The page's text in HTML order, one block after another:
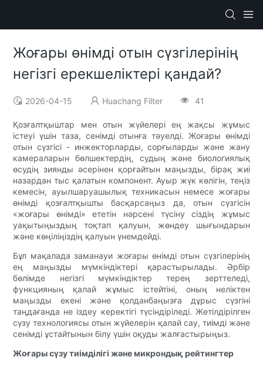
Жоғары өнімді отын сүзгілерінің
негізгі ерекшеліктері қандай?
2026-04-15 Huachang Filter 41
Қозғалтқыштар мен отын жүйелері ең жақсы жұмыс
істеуі үшін таза, сенімді отынға тәуелді. Жоғары өнімді
отын сүзгісі - инжекторларды, сорғыларды және жану
камераларын бөлшектердің, судың және биологиялық
өсудің зиянды әсерінен қорғайтын маңызды, бірақ жиі
назардан тыс қалатын компонент. Ауыр жүк көлігін, теңіз
кемесін, ауылшаруашылық техникасын немесе жоғары
өнімді қозғалтқышты басқарсаңыз да, отын сүзгісін
«жоғары өнімді» ететін нәрсені түсіну сіздің жұмыс
уақытыңыздың тоқтап қалуын, жөндеу шығындарын
және көңіліңіздің қалуын үнемдейді.
Бұл мақалада заманауи жоғары өнімді отын сүзгілерінің
ең маңызды мүмкіндіктері қарастырылады. Әрбір
бөлімде негізгі мүмкіндіктер терең зерттеледі,
функцияның қалай жұмыс істейтіні, оның неліктен
маңызды екені және қолданбаңызға дұрыс сүзгіні
таңдағанда не іздеу керектігі түсіндіріледі. Жетілдірілген
сүзу технологиясы отын жүйелерін қалай сау, тиімді және
сенімді ұстайтынын білу үшін оқуды жалғастырыңыз.
Жоғары сүзу тиімділігі және микрондық рейтингтер